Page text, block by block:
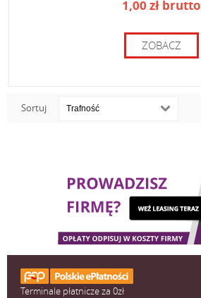
1,00 zł brutto
ZOBACZ
Sortuj
Terminale płatnicze za 0zł